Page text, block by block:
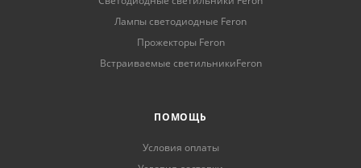
Лампы светодиодные Feron
Прожекторы Feron
Встраиваемые светильникиFeron
ПОМОЩЬ
Условия оплаты